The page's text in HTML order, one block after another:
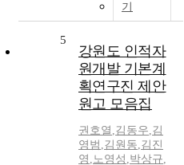
기
5
강원도 인적자
원개발 기본계
획연구진 제안
원고 모음집
권호열 ,김동우,김
영범 ,김원동,김진
영 ,노영성 ,박상규,